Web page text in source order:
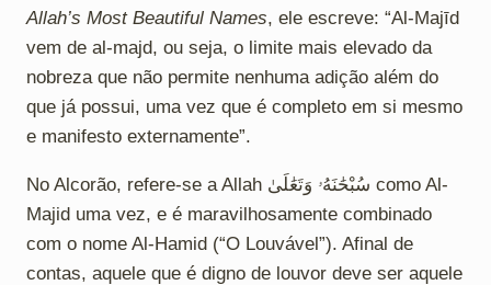
Allah’s Most Beautiful Names, ele escreve: “Al-Majīd
vem de al-majd, ou seja, o limite mais elevado da
nobreza que não permite nenhuma adição além do
que já possui, uma vez que é completo em si mesmo
e manifesto externamente”.
No Alcorão, refere-se a Allah سُبْحَٰنَهُۥ وَتَعَٰلَىٰ como Al-
Majid uma vez, e é maravilhosamente combinado
com o nome Al-Hamid (“O Louvável”). Afinal de
contas, aquele que é digno de louvor deve ser aquele